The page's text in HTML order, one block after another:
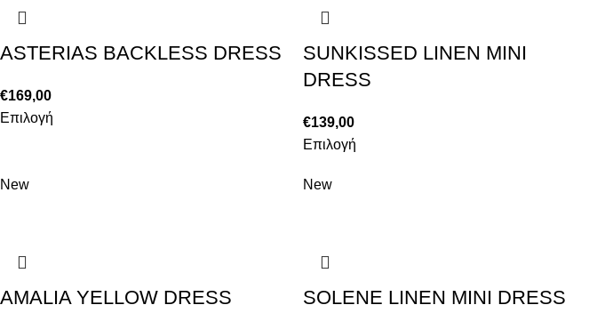
ASTERIAS BACKLESS DRESS
€169,00
Επιλογή
SUNKISSED LINEN MINI
DRESS
€139,00
Επιλογή
New
AMALIA YELLOW DRESS
New
SOLENE LINEN MINI DRESS